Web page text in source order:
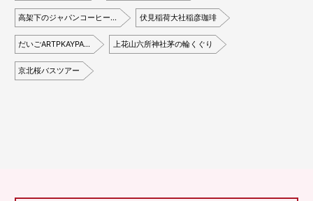
高架下のジャパンコーヒー… 伏見稲荷大社稲彦珈琲
だいごARTPKAYPA… 上花山六所神社茅の輪くぐり
京北桜バスツアー